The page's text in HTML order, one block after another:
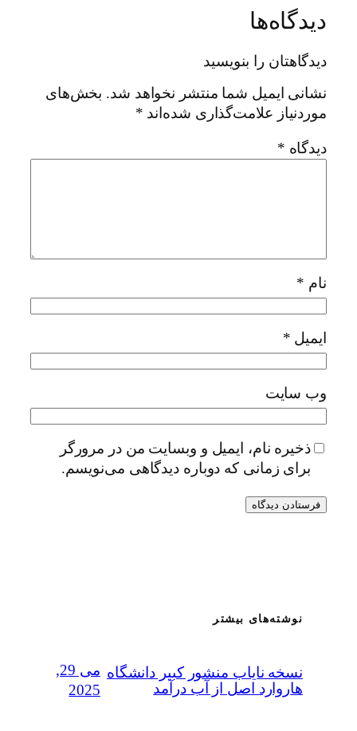
دیدگاه‌ها
دیدگاهتان را بنویسید
نشانی ایمیل شما منتشر نخواهد شد. بخش‌های
موردنیاز علامت‌گذاری شده‌اند *
دیدگاه *
نام *
ایمیل *
وب‌ سایت
ذخیره نام، ایمیل و وبسایت من در مرورگر
برای زمانی که دوباره دیدگاهی می‌نویسم.
نوشته‌های بیشتر
نسخه نایاب منشور کبیر دانشگاه
هاروارد اصل از آب درآمد
می 29,
2025